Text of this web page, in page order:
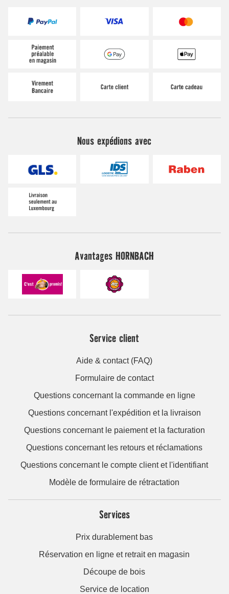
Nous expédions avec
Avantages HORNBACH
Service client
Aide & contact (FAQ)
Formulaire de contact
Questions concernant la commande en ligne
Questions concernant l'expédition et la livraison
Questions concernant le paiement et la facturation
Questions concernant les retours et réclamations
Questions concernant le compte client et l'identifiant
Modèle de formulaire de rétractation
Services
Prix durablement bas
Réservation en ligne et retrait en magasin
Découpe de bois
Service de location